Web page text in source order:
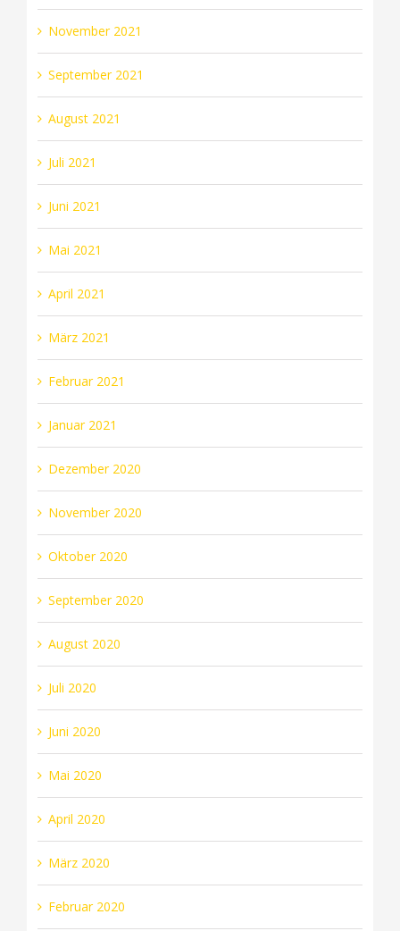
November 2021
September 2021
August 2021
Juli 2021
Juni 2021
Mai 2021
April 2021
März 2021
Februar 2021
Januar 2021
Dezember 2020
November 2020
Oktober 2020
September 2020
August 2020
Juli 2020
Juni 2020
Mai 2020
April 2020
März 2020
Februar 2020